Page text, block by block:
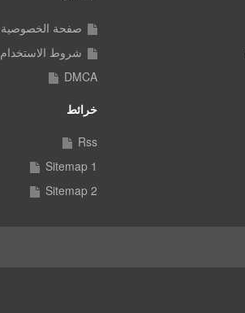
صفحة الخصوصية
شروط الاستخدام
DMCA
خرائط
Rss
Sitemap 1
Sitemap 2